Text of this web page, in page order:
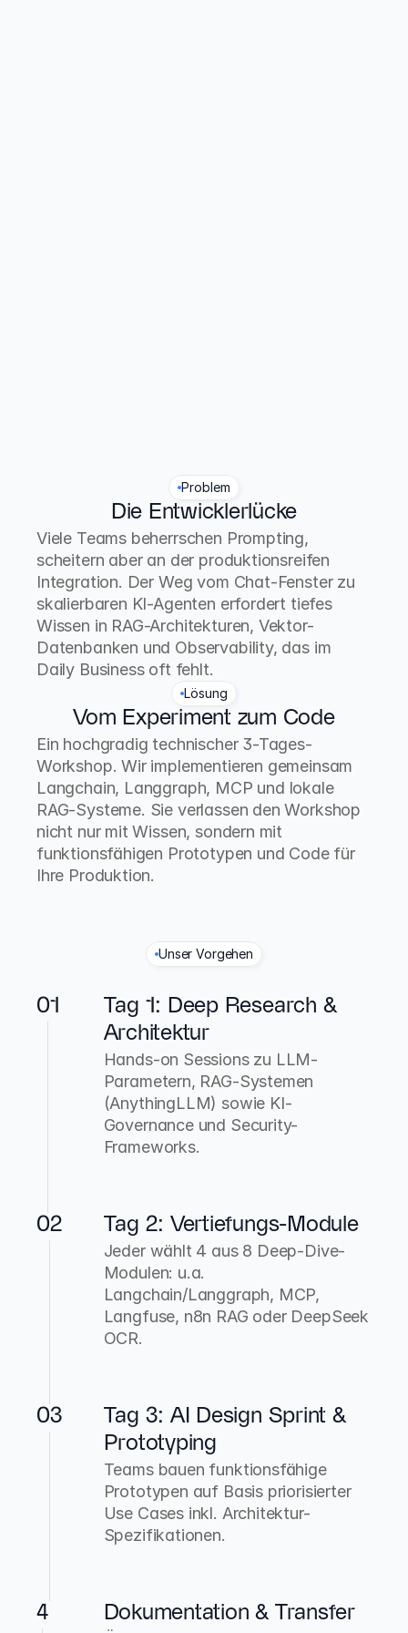
Problem
Die Entwicklerlücke
Viele Teams beherrschen Prompting,
scheitern aber an der produktionsreifen
Integration. Der Weg vom Chat-Fenster zu
skalierbaren KI-Agenten erfordert tiefes
Wissen in RAG-Architekturen, Vektor-
Datenbanken und Observability, das im
Daily Business oft fehlt.
Lösung
Vom Experiment zum Code
Ein hochgradig technischer 3-Tages-
Workshop. Wir implementieren gemeinsam
Langchain, Langgraph, MCP und lokale
RAG-Systeme. Sie verlassen den Workshop
nicht nur mit Wissen, sondern mit
funktionsfähigen Prototypen und Code für
Ihre Produktion.
Unser Vorgehen
r 3-Ta ge-Technik-Sprin t
01
Tag 1: Deep Research &
Architektur
Hands-on Sessions zu LLM-
Parametern, RAG-Systemen
(AnythingLLM) sowie KI-
Governance und Security-
Frameworks.
02 Tag 2: Vertiefungs-Module
Jeder wählt 4 aus 8 Deep-Dive-
Modulen: u.a.
Langchain/Langgraph, MCP,
Langfuse, n8n RAG oder DeepSeek
OCR.
03
Tag 3: AI Design Sprint &
Prototyping
Teams bauen funktionsfähige
Prototypen auf Basis priorisierter
Use Cases inkl. Architektur-
Spezifikationen.
4 Dokumentation & Transfer